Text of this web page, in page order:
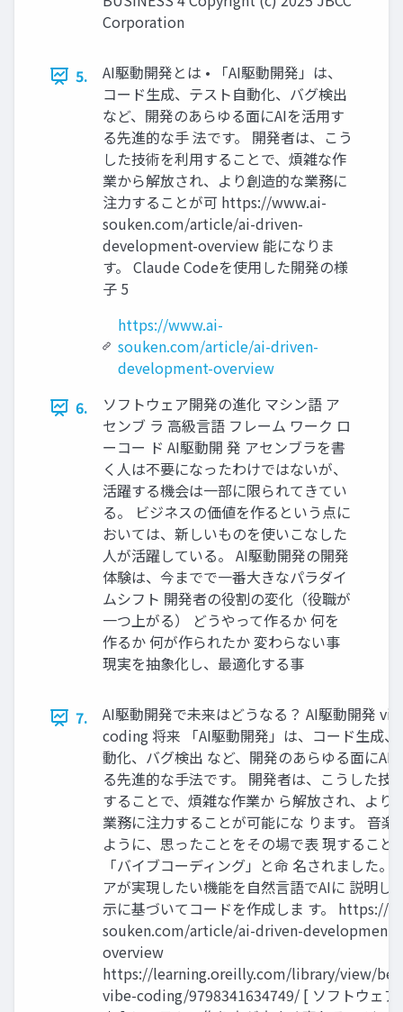
Corporation
5.
AI駆動開発とは • 「AI駆動開発」は、
コード生成、テスト自動化、バグ検出
など、開発のあらゆる面にAIを活用す
る先進的な手 法です。 開発者は、こう
した技術を利用することで、煩雑な作
業から解放され、より創造的な業務に
注力することが可 https://www.ai-
souken.com/article/ai-driven-
development-overview 能になりま
す。 Claude Codeを使用した開発の様
子 5
https://www.ai-
souken.com/article/ai-driven-
development-overview
6.
ソフトウェア開発の進化 マシン語 ア
センブ ラ 高級言語 フレーム ワーク ロ
ーコー ド AI駆動開 発 アセンブラを書
く人は不要になったわけではないが、
活躍する機会は一部に限られてきてい
る。 ビジネスの価値を作るという点に
おいては、新しいものを使いこなした
人が活躍している。 AI駆動開発の開発
体験は、今までで一番大きなパラダイ
ムシフト 開発者の役割の変化（役職が
一つ上がる） どうやって作るか 何を
作るか 何が作られたか 変わらない事
現実を抽象化し、最適化する事
7.
AI駆動開発で未来はどうなる？ AI駆動開発
coding 将来 「AI駆動開発」は、コード生成
動化、バグ検出 など、開発のあらゆる面にAI
る先進的な手法です。 開発者は、こうした技
することで、煩雑な作業か ら解放され、より
業務に注力することが可能にな ります。 音楽
ように、思ったことをその場で表 現すること
「バイブコーディング」と命 名されました。
アが実現したい機能を自然言語でAIに 説明し
示に基づいてコードを作成しま す。 https://
souken.com/article/ai-driven-development-
overview
https://learning.oreilly.com/library/view/
vibe-coding/9798341634749/ [ ソフトウェア